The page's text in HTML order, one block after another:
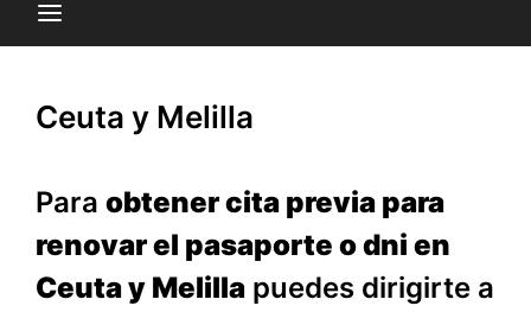
Ceuta y Melilla
Para obtener cita previa para
renovar el pasaporte o dni en
Ceuta y Melilla puedes dirigirte a